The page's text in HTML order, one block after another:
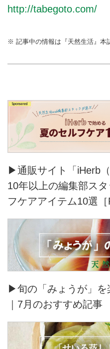
http://tabegoto.com/
※ 記事中の情報は『天然生活』本
▶通販サイト「iHerb
10年以上の編集部ス
フケアアイテム10選［
▶旬の「みょうが」を
｜7月のおすすめ記事